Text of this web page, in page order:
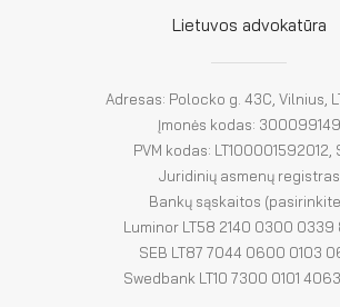
Lietuvos advokatūra
Adresas: Polocko g. 43C, Vilnius,
Įmonės kodas: 300099149
PVM kodas: LT100001592012,
Juridinių asmenų registras
Bankų sąskaitos
Luminor LT58 2140 0300 0339
SEB LT87 7044 0600 0103
Swedbank LT10 7300 0101